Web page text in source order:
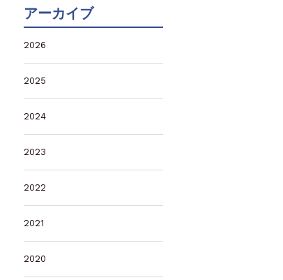
アーカイブ
2026
2025
2024
2023
2022
2021
2020